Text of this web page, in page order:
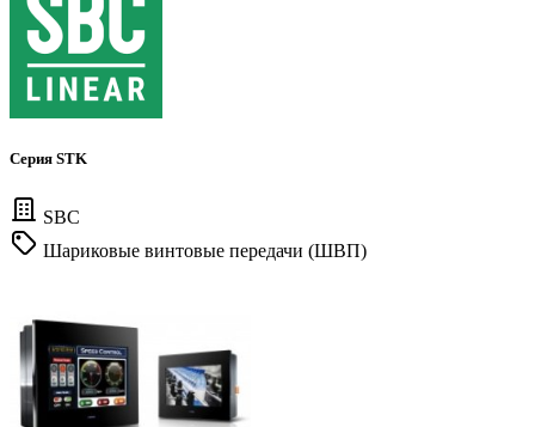
Серия STK
SBC
Шариковые винтовые передачи (ШВП)